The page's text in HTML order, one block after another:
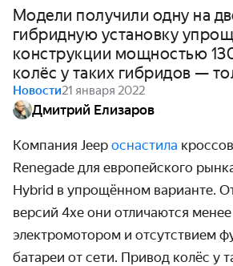
Модели получили одну на
гибридную установку
конструкции мощностью
колёс у таких гибридов —
Новости21 января 2022
Дмитрий Елизаров
Компания Jeep оснастила
Renegade для европейского
Hybrid в упрощённом варианте.
версий 4xe они отличаются
электромотором и отсутствием
батареи от сети. Привод колёс у